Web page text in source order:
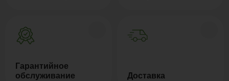
Гарантийное
обслуживание
Доставка